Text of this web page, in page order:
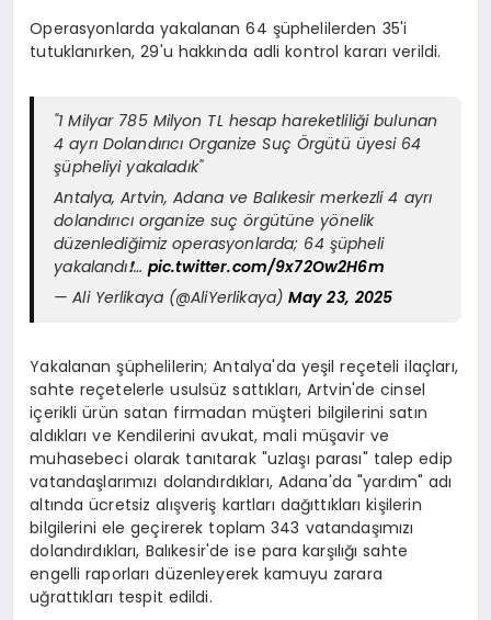
Operasyonlarda yakalanan 64 şüphelilerden 35'i
tutuklanırken, 29'u hakkında adli kontrol kararı verildi.
"1 Milyar 785 Milyon TL hesap hareketliliği bulunan
4 ayrı Dolandırıcı Organize Suç Örgütü üyesi 64
şüpheliyi yakaladık"
Antalya, Artvin, Adana ve Balıkesir merkezli 4 ayrı
dolandırıcı organize suç örgütüne yönelik
düzenlediğimiz operasyonlarda; 64 şüpheli
yakalandı❗️… pic.twitter.com/9x72Ow2H6m
— Ali Yerlikaya (@AliYerlikaya)May 23, 2025
Yakalanan şüphelilerin; Antalya'da yeşil reçeteli ilaçları,
sahte reçetelerle usulsüz sattıkları, Artvin'de cinsel
içerikli ürün satan firmadan müşteri bilgilerini satın
aldıkları ve Kendilerini avukat, mali müşavir ve
muhasebeci olarak tanıtarak "uzlaşı parası" talep edip
vatandaşlarımızı dolandırdıkları, Adana'da "yardım" adı
altında ücretsiz alışveriş kartları dağıttıkları kişilerin
bilgilerini ele geçirerek toplam 343 vatandaşımızı
dolandırdıkları, Balıkesir'de ise para karşılığı sahte
engelli raporları düzenleyerek kamuyu zarara
uğrattıkları tespit edildi.